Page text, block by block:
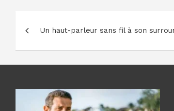
de
l’article
Un haut-parleur sans fil à son